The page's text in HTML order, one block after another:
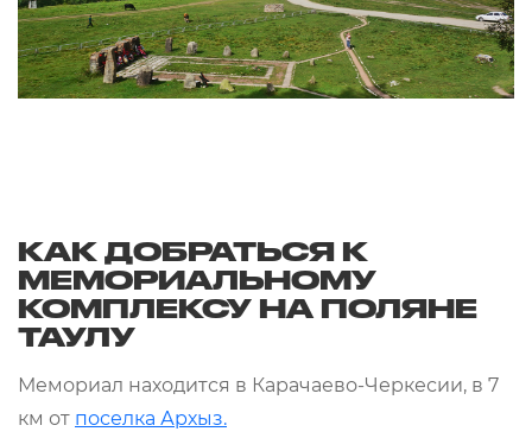
КАК ДОБРАТЬСЯ К
МЕМОРИАЛЬНОМУ
КОМПЛЕКСУ НА ПОЛЯНЕ
ТАУЛУ
Мемориал находится в Карачаево-Черкесии, в 7
км от поселка Архыз.